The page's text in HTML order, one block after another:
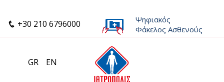
+30 210 6796000
GR EN
Ψηφιακός
Φάκελος Ασθενούς